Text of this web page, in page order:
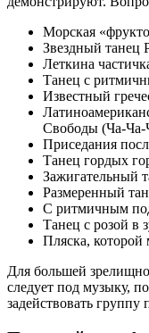
Морская
Звездный танец
Леткина
Танец с
Известный
Свободы (Ча-Ча-
Приседания
Танец гордых
Зажигательный
Размеренный
С ритмичным
Танец с розой в
Пляска, которой
Для большей
следует под музыку,
задействовать группу